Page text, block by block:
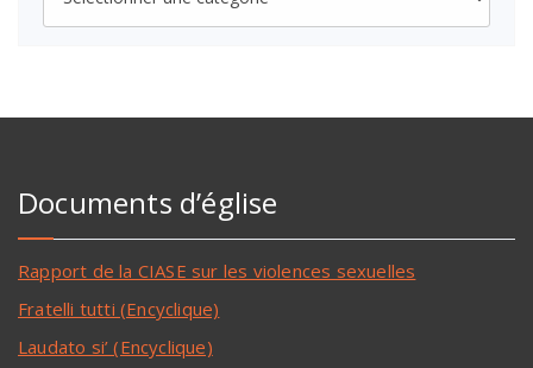
Documents d’église
Rapport de la CIASE sur les violences sexuelles
Fratelli tutti (Encyclique)
Laudato si’ (Encyclique)